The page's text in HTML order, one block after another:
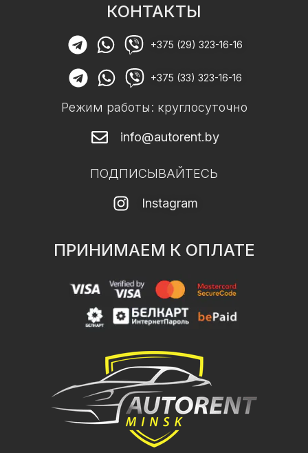
КОНТАКТЫ
+375 (29) 323-16-16
+375 (33) 323-16-16
Режим работы: круглосуточно
info@autorent.by
ПОДПИСЫВАЙТЕСЬ
Instagram
ПРИНИМАЕМ К ОПЛАТЕ